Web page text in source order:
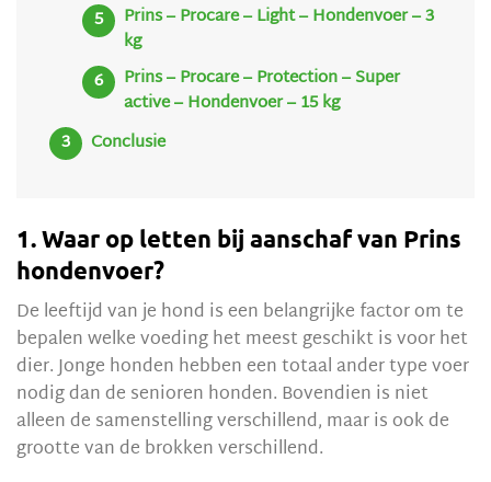
Prins – Procare – Light – Hondenvoer – 3
kg
Prins – Procare – Protection – Super
active – Hondenvoer – 15 kg
Conclusie
1. Waar op letten bij aanschaf van Prins
hondenvoer?
De leeftijd van je hond is een belangrijke factor om te
bepalen welke voeding het meest geschikt is voor het
dier. Jonge honden hebben een totaal ander type voer
nodig dan de senioren honden. Bovendien is niet
alleen de samenstelling verschillend, maar is ook de
grootte van de brokken verschillend.